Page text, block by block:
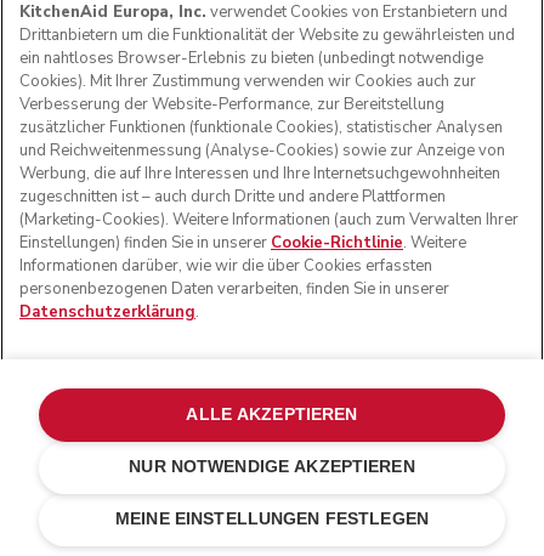
€ 48,30 € 69,00
Kosten einsparen € 20,70
PRODUKTREGISTRIERUNG
Health Check
Kundenservice
Verfolgen Sie Ihre Bestellung
Garantie und Dokumente
Kontaktieren Sie uns.
Häufig gestellte fragen
Teilnahmebedingungen
Versand und Lieferung
Rückgaben und Erstattungen
Impressum
Erklärung zur Barrierefreiheit
ODR
Die Marke
Unsere Geschichte
Händlersuche
SUPPORT
E-SHOP-BEDINGUNGEN
ÜBER KITCHENAID
WIR AKZEPTIEREN
KitchenAid Europa, Inc. verwendet Cookies von Erstanbietern und
Drittanbietern um die Funktionalität der Website zu gewährleisten und
ein nahtloses Browser-Erlebnis zu bieten (unbedingt notwendige
Cookies). Mit Ihrer Zustimmung verwenden wir Cookies auch zur
Verbesserung der Website-Performance, zur Bereitstellung
zusätzlicher Funktionen (funktionale Cookies), statistischer Analysen
und Reichweitenmessung (Analyse-Cookies) sowie zur Anzeige von
Werbung, die auf Ihre Interessen und Ihre Internetsuchgewohnheiten
zugeschnitten ist – auch durch Dritte und andere Plattformen
(Marketing-Cookies). Weitere Informationen (auch zum Verwalten Ihrer
Einstellungen) finden Sie in unserer Cookie-Richtlinie. Weitere
Informationen darüber, wie wir die über Cookies erfassten
personenbezogenen Daten verarbeiten, finden Sie in unserer
Datenschutzerklärung.
MEINE EINSTELLUNGEN FESTLEGEN
NUR NOTWENDIGE AKZEPTIEREN
ALLE AKZEPTIEREN